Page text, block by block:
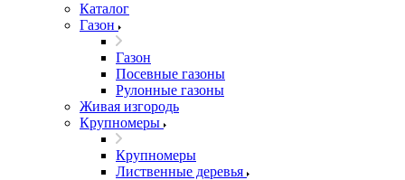
Каталог
Газон
Газон
Посевные газоны
Рулонные газоны
Живая изгородь
Крупномеры
Крупномеры
Лиственные деревья